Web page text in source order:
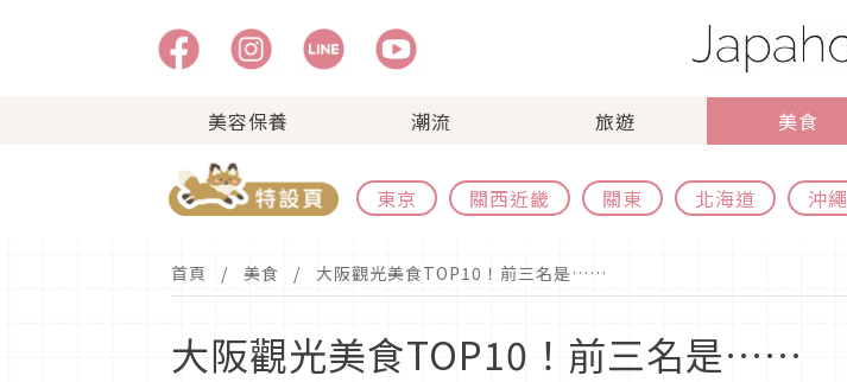
美容保養 潮流 旅遊 美食
東京 關西近畿 關東 北海道 沖繩
首頁 美食 大阪觀光美食TOP10！前三名是……
大阪觀光美食TOP10！前三名是……